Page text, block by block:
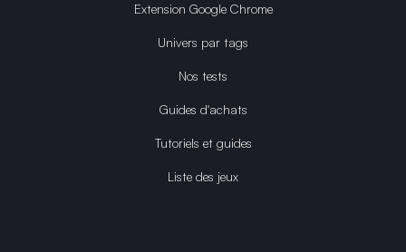
Extension Google Chrome
Univers par tags
Nos tests
Guides d'achats
Tutoriels et guides
Liste des jeux